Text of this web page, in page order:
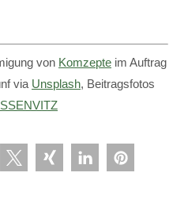
von Komzepte im Auftrag
via Unsplash, Beitragsfotos